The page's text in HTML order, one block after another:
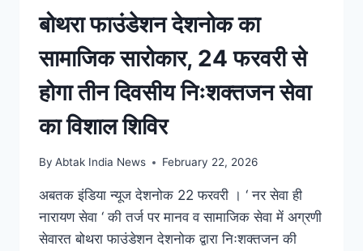
चिकित्सा|टेक्नोलॉजी|ब्रेकिंग न्यूज़|राजस्थान|राज्य
बोथरा फाउंडेशन देशनोक का
सामाजिक सारोकार, 24 फरवरी से
होगा तीन दिवसीय निःशक्तजन सेवा
का विशाल शिविर